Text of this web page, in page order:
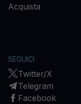
Acquista
SEGUICI
Twitter/X
Telegram
Facebook